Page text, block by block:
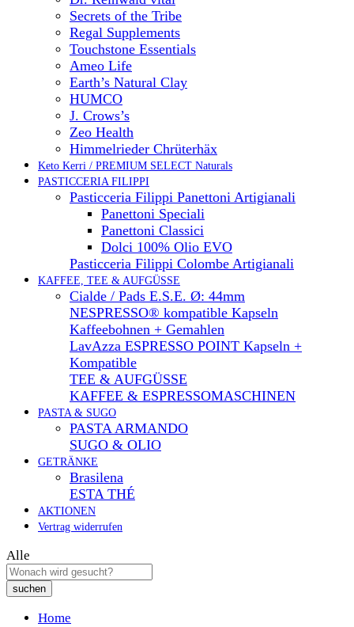
Secrets of the Tribe
Regal Supplements
Touchstone Essentials
Ameo Life
Earth’s Natural Clay
HUMCO
J. Crows’s
Zeo Health
Himmelrieder Chrüterhäx
Keto Kerri / PREMIUM SELECT Naturals
PASTICCERIA FILIPPI
Pasticceria Filippi Panettoni Artigianali
Panettoni Speciali
Panettoni Classici
Dolci 100% Olio EVO
Pasticceria Filippi Colombe Artigianali
KAFFEE, TEE & AUFGÜSSE
Cialde / Pads E.S.E. Ø: 44mm
NESPRESSO® kompatible Kapseln
Kaffeebohnen + Gemahlen
LavAzza ESPRESSO POINT Kapseln +
Kompatible
TEE & AUFGÜSSE
KAFFEE & ESPRESSOMASCHINEN
PASTA & SUGO
PASTA ARMANDO
SUGO & OLIO
GETRÄNKE
Brasilena
ESTA THÉ
AKTIONEN
Vertrag widerrufen
Alle
suchen
Home